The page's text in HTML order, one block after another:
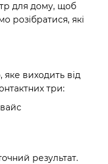
для дому, щоб
розібратися, які
яке виходить від
три:
результат.